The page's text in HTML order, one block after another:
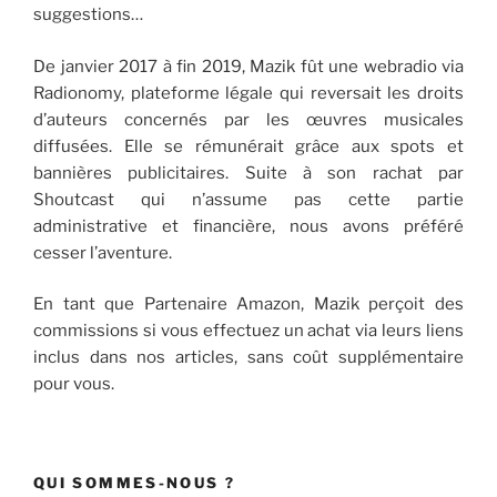
suggestions…
De janvier 2017 à fin 2019, Mazik fût une webradio via
Radionomy, plateforme légale qui reversait les droits
d’auteurs concernés par les œuvres musicales
diffusées. Elle se rémunérait grâce aux spots et
bannières publicitaires. Suite à son rachat par
Shoutcast qui n’assume pas cette partie
administrative et financière, nous avons préféré
cesser l’aventure.
En tant que Partenaire Amazon, Mazik perçoit des
commissions si vous effectuez un achat via leurs liens
inclus dans nos articles, sans coût supplémentaire
pour vous.
QUI SOMMES-NOUS ?